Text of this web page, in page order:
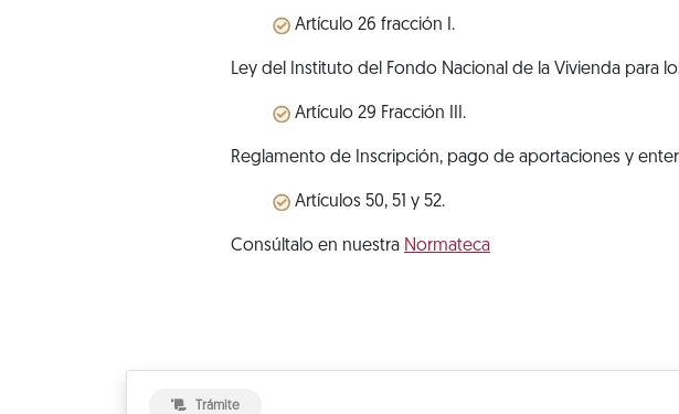
Artículo 26 fracción I.
Ley del Instituto del Fondo Nacional de la Vivienda para
Artículo 29 Fracción III.
Reglamento de Inscripción, pago de aportaciones y
Artículos 50, 51 y 52.
Consúltalo en nuestra Normateca
Trámite